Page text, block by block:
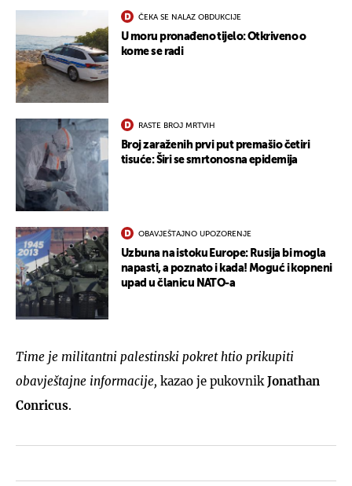
ČEKA SE NALAZ OBDUKCIJE
U moru pronađeno tijelo: Otkriveno o
kome se radi
RASTE BROJ MRTVIH
Broj zaraženih prvi put premašio četiri
tisuće: Širi se smrtonosna epidemija
OBAVJEŠTAJNO UPOZORENJE
Uzbuna na istoku Europe: Rusija bi mogla
napasti, a poznato i kada! Moguć i kopneni
upad u članicu NATO-a
Time je militantni palestinski pokret htio prikupiti
obavještajne informacije, kazao je pukovnik Jonathan
Conricus.